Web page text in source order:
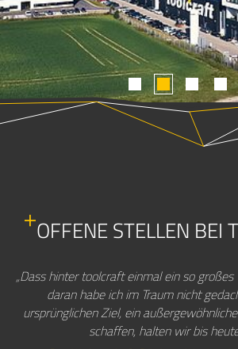
1 2 3
OFFENE STELLEN BEI
„Dass hinter toolcraft einmal ein so großes
daran habe ich im Traum nicht
ursprünglichen Ziel, ein
schaffen, halten wir bis
SPRITZGUSS FORMENBAU
ÜBER TOOLCRAFT KONTAKT/
STELLENANGEBOTE AUSBILDUNG